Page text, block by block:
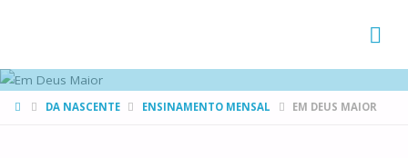
HOMEDA NASCENTE ENSINAMENTO MENSAL EM DEUS MAIOR